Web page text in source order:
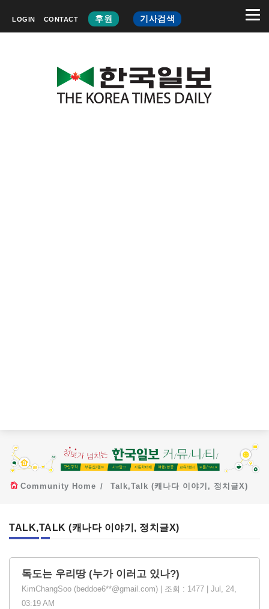
LOGIN CONTACT 후원 기사검색
Community Home Talk,Talk (캐나다 이야기, 정치글X)
TALK,TALK (캐나다 이야기, 정치글X)
독도는 우리땅 (누가 이러고 있나?)
KimChangSoo (beddoe6**@gmail.com) | 조회 : 1477 | Jul, 24,
03:19 AM